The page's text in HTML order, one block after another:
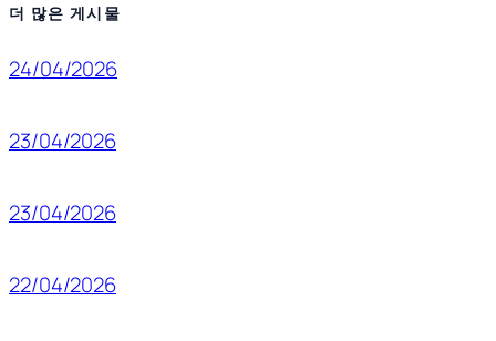
더 많은 게시물
24/04/2026
23/04/2026
23/04/2026
22/04/2026